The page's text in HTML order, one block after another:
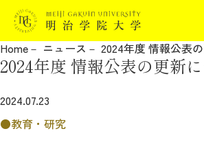
在学生の方
卒業生の方
Home ニュース 2024年度 情報公表
2024年度 情報公表の更新
2024.07.23
教育・研究